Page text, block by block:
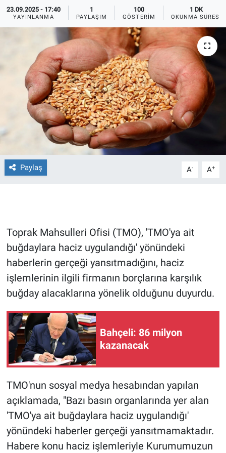
23.09.2025 - 17:40
YAYINLANMA
1
PAYLAŞIM
100
GÖSTERIM
1 DK
OKUNMA SÜRESI
Paylaş A- A+
Toprak Mahsulleri Ofisi (TMO), 'TMO'ya ait
buğdaylara haciz uygulandığı' yönündeki
haberlerin gerçeği yansıtmadığını, haciz
işlemlerinin ilgili firmanın borçlarına karşılık
buğday alacaklarına yönelik olduğunu duyurdu.
Bahçeli: 86 milyon
kazanacak
TMO'nun sosyal medya hesabından yapılan
açıklamada, "Bazı basın organlarında yer alan
'TMO'ya ait buğdaylara haciz uygulandığı'
yönündeki haberler gerçeği yansıtmamaktadır.
Habere konu haciz işlemleriyle Kurumumuzun
Ege'den Esintiler
Eğitim
Eğlence
Ekonomi
Forum
Gerçeğin İzinde
Gün Başlıyor
Gün Ortası
Gündem Özel
Günün görüntüsü
İlan
Kimdir
Koronavirüs
Kültür Sanat
Ne demişti
İletişim